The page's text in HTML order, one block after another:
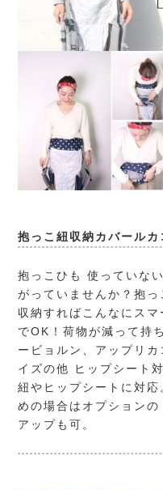
抱っこ紐収納カバールカ
抱っこひも 使っていな
がっていませんか？抱
収納すればこんなにス
でOK！荷物が減って持
ービョルン、アップリ
イズの他 ヒップシート
紐やヒップシートに対
めの場合はオプション
アップも可。